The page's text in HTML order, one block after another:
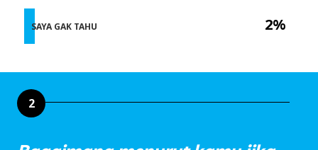
2%
SAYA GAK TAHU
2